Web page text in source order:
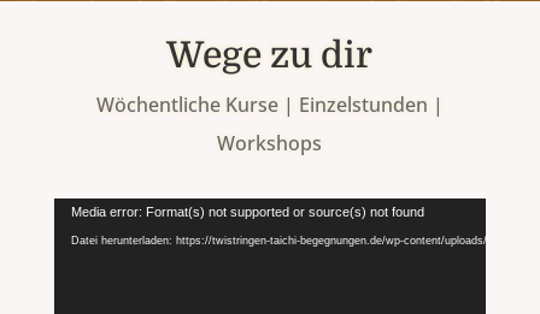
Wege zu dir
Wöchentliche Kurse | Einzelstunden |
Workshops
Video-
Player
Media error: Format(s) not supported or source(s) not found
Datei herunterladen: https://twistringen-taichi-begegnungen.de/wp-content/uploads/2025/01/